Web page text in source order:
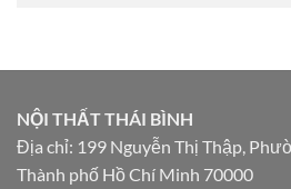
NỘI THẤT THÁI BÌNH
Địa chỉ: 199 Nguyễn Thị Thập,
Thành phố Hồ Chí Minh 70000